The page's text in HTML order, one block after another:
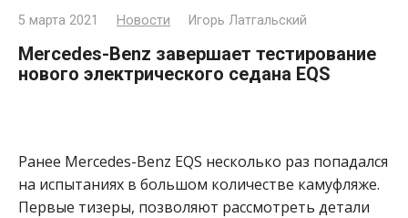
5 марта 2021 Новости Игорь Латгальский
Mercedes-Benz завершает тестирование
нового электрического седана EQS
Ранее Mercedes-Benz EQS несколько раз попадался
на испытаниях в большом количестве камуфляже.
Первые тизеры, позволяют рассмотреть детали